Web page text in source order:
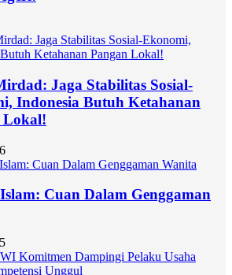
Jaga Stabilitas Sosial-
Indonesia Butuh Ketahanan
Lokal!
Cuan Dalam Genggaman